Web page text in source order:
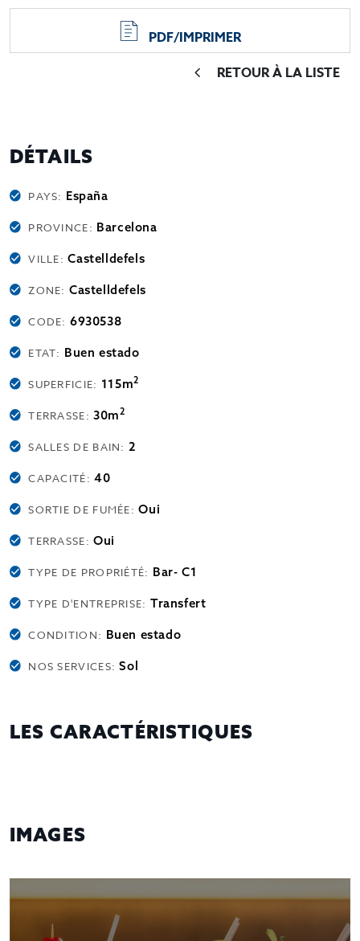
PDF/IMPRIMER
RETOUR À LA LISTE
DÉTAILS
PAYS: España
PROVINCE: Barcelona
VILLE:Castelldefels
ZONE:Castelldefels
CODE:6930538
ETAT: Buen estado
SUPERFICIE: 115m2
TERRASSE:30m2
SALLES DE BAIN:2
CAPACITÉ:40
SORTIE DE FUMÉE:Oui
TERRASSE:Oui
TYPE DE PROPRIÉTÉ: Bar- C1
TYPE D'ENTREPRISE: Transfert
CONDITION: Buen estado
NOS SERVICES:Sol
LES CARACTÉRISTIQUES
IMAGES